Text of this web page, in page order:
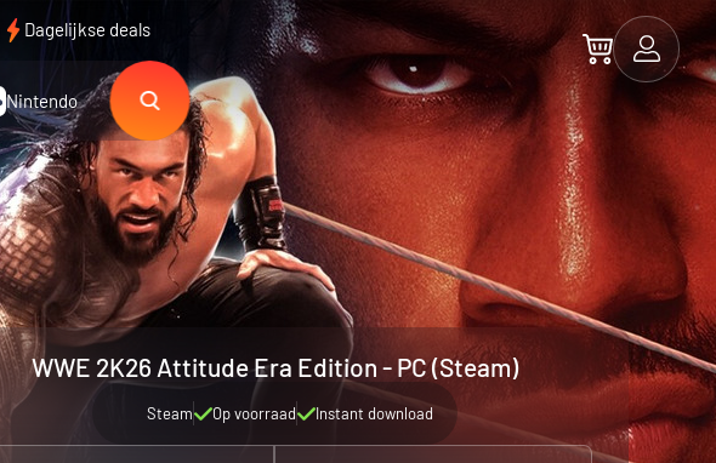
Dagelijkse deals
Nintendo
WWE 2K26 Attitude Era Edition - PC (Steam)
Steam Op voorraad Instant download